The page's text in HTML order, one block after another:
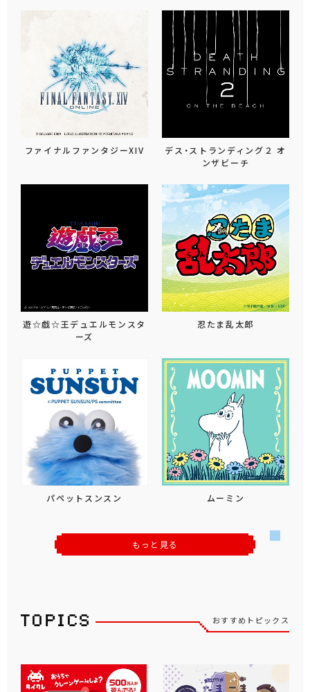
ファイナルファンタジーXIV
デス・ストランディング２ オ
ンザビーチ
遊☆戯☆王デュエルモンスタ
ーズ
忍たま乱太郎
パペットスンスン ムーミン
もっと見る
おすすめトピックス